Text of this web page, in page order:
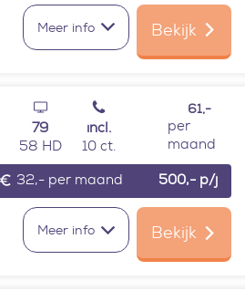
Meer info Bekijk
79
58 HD
incl.
10 ct.
61,-
per
maand
32,- per maand 500,- p/j
Meer info Bekijk